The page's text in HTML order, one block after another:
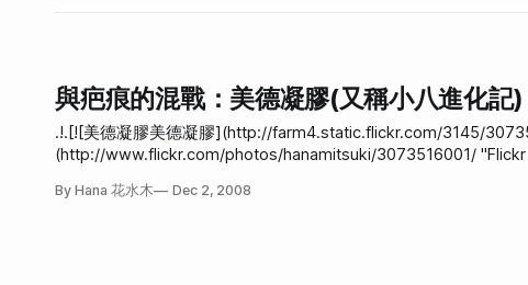
與疤痕的混戰：美德凝膠(又稱小八進化記)
.!.[![美德凝膠美德凝膠](http://farm4.static.flickr.com/3145/
(http://www.flickr.com/photos/hanamitsuki/3073516001/ "Flickr 上 花水木 的 美德凝膠") 因為我太
果我想裝正式的時候，穿OL裙卻看到膝蓋有大疤，真的好丟臉
By Hana 花水木 Dec 2, 2008